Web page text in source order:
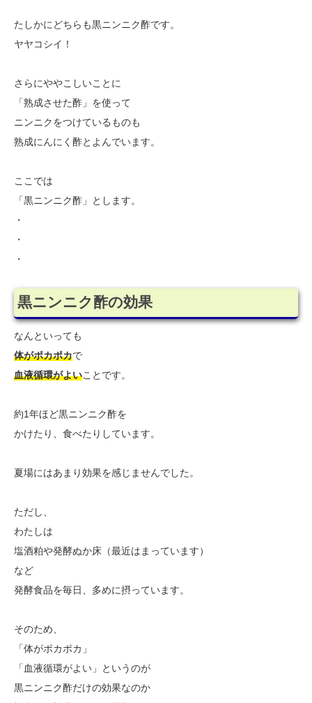
たしかにどちらも黒ニンニク酢です。
ヤヤコシイ！
さらにややこしいことに
「熟成させた酢」を使って
ニンニクをつけているものも
熟成にんにく酢とよんでいます。
ここでは
「黒ニンニク酢」とします。
・
・
・
黒ニンニク酢の効果
なんといっても
体がポカポカで
血液循環がよいことです。
約1年ほど黒ニンニク酢を
かけたり、食べたりしています。
夏場にはあまり効果を感じませんでした。
ただし、
わたしは
塩酒粕や発酵ぬか床（最近はまっています）
など
発酵食品を毎日、多めに摂っています。
そのため、
「体がポカポカ」
「血液循環がよい」というのが
黒ニンニク酢だけの効果なのか